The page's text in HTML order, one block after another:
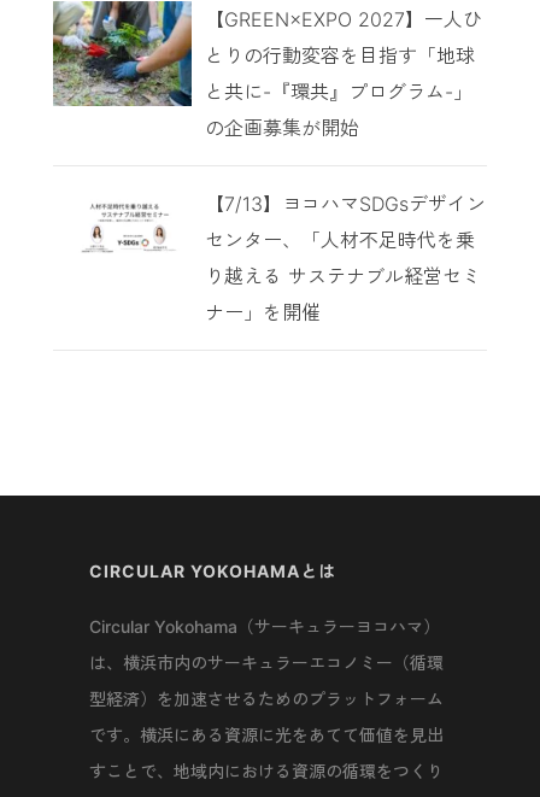
【GREEN×EXPO 2027】一人ひ
とりの行動変容を目指す「地球
と共に-『環共』プログラム-」
の企画募集が開始
【7/13】ヨコハマSDGsデザイン
センター、「人材不足時代を乗
り越える サステナブル経営セミ
ナー」を開催
CIRCULAR YOKOHAMAとは
Circular Yokohama（サーキュラーヨコハマ）
は、横浜市内のサーキュラーエコノミー（循環
型経済）を加速させるためのプラットフォーム
です。横浜にある資源に光をあてて価値を見出
すことで、地域内における資源の循環をつくり